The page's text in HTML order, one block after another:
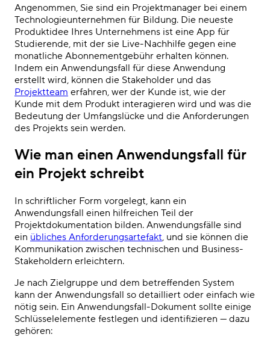
Angenommen, Sie sind ein Projektmanager bei einem
Technologieunternehmen für Bildung. Die neueste
Produktidee Ihres Unternehmens ist eine App für
Studierende, mit der sie Live-Nachhilfe gegen eine
monatliche Abonnementgebühr erhalten können.
Indem ein Anwendungsfall für diese Anwendung
erstellt wird, können die Stakeholder und das
Projektteam erfahren, wer der Kunde ist, wie der
Kunde mit dem Produkt interagieren wird und was die
Bedeutung der Umfangslücke und die Anforderungen
des Projekts sein werden.
Wie man einen Anwendungsfall für
ein Projekt schreibt
In schriftlicher Form vorgelegt, kann ein
Anwendungsfall einen hilfreichen Teil der
Projektdokumentation bilden. Anwendungsfälle sind
ein übliches Anforderungsartefakt, und sie können die
Kommunikation zwischen technischen und Business-
Stakeholdern erleichtern.
Je nach Zielgruppe und dem betreffenden System
kann der Anwendungsfall so detailliert oder einfach wie
nötig sein. Ein Anwendungsfall-Dokument sollte einige
Schlüsselelemente festlegen und identifizieren — dazu
gehören: